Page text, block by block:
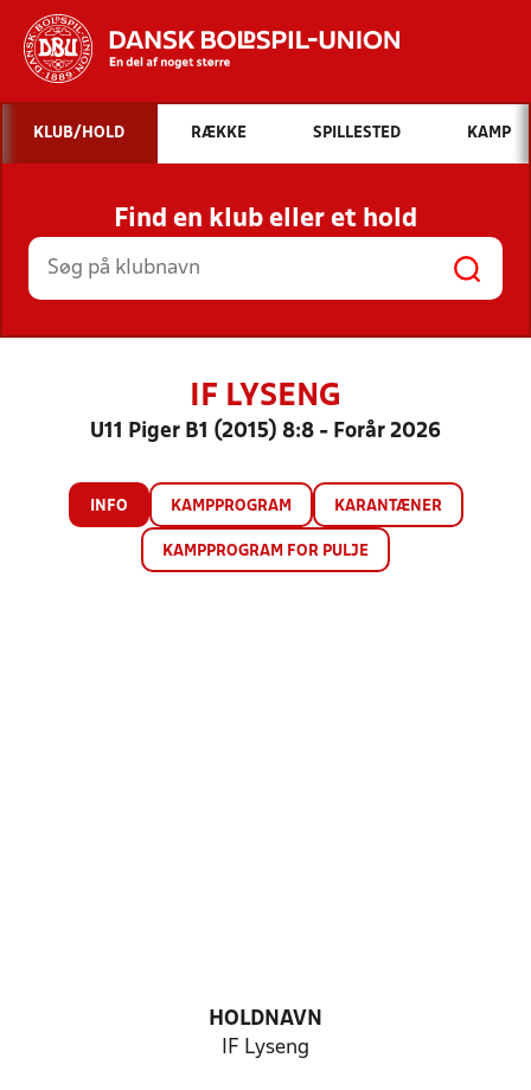
Hvad vil du søge efter?
INDHOLD OG NYHEDER
STILLINGER, RESULTATER, KLUBBER OG
HOLD
KLUB/HOLD RÆKKE SPILLESTED KAMP
Find en klub eller et hold
IF LYSENG
U11 Piger B1 (2015) 8:8 - Forår 2026
INFO KAMPPROGRAM KARANTÆNER
KAMPPROGRAM FOR PULJE
HOLDNAVN
IF Lyseng